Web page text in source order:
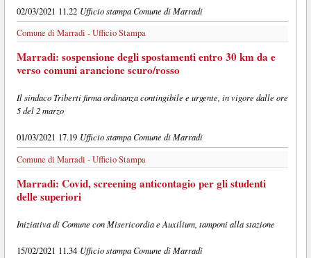
02/03/2021 11.22 Ufficio stampa Comune di Marradi
Comune di Marradi - Ufficio Stampa
Marradi: sospensione degli spostamenti entro 30 km da e
verso comuni arancione scuro/rosso
Il sindaco Triberti firma ordinanza contingibile e urgente, in vigore dalle ore
5 del 2 marzo
01/03/2021 17.19 Ufficio stampa Comune di Marradi
Comune di Marradi - Ufficio Stampa
Marradi: Covid, screening anticontagio per gli studenti
delle superiori
Iniziativa di Comune con Misericordia e Auxilium, tamponi alla stazione
15/02/2021 11.34 Ufficio stampa Comune di Marradi